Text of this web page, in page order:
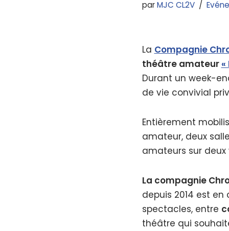
parMJC CL2V
La Compagnie
théâtre amateur
Durant un week-
de vie convivial
Entièrement
amateur, deux
amateurs sur deux
La compagnie
depuis 2014 est
spectacles, entre
théâtre qui